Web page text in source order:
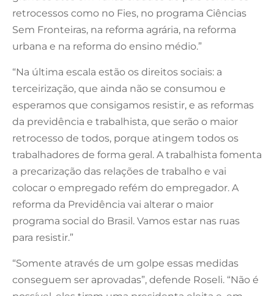
retrocessos como no Fies, no programa Ciências
Sem Fronteiras, na reforma agrária, na reforma
urbana e na reforma do ensino médio.”
“Na última escala estão os direitos sociais: a
terceirização, que ainda não se consumou e
esperamos que consigamos resistir, e as reformas
da previdência e trabalhista, que serão o maior
retrocesso de todos, porque atingem todos os
trabalhadores de forma geral. A trabalhista fomenta
a precarização das relações de trabalho e vai
colocar o empregado refém do empregador. A
reforma da Previdência vai alterar o maior
programa social do Brasil. Vamos estar nas ruas
para resistir.”
“Somente através de um golpe essas medidas
conseguem ser aprovadas”, defende Roseli. “Não é